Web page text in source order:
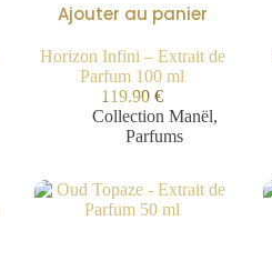
Ajouter au panier
Horizon Infini – Extrait de
Parfum 100 ml
119.90€
Collection Manël,
Parfums